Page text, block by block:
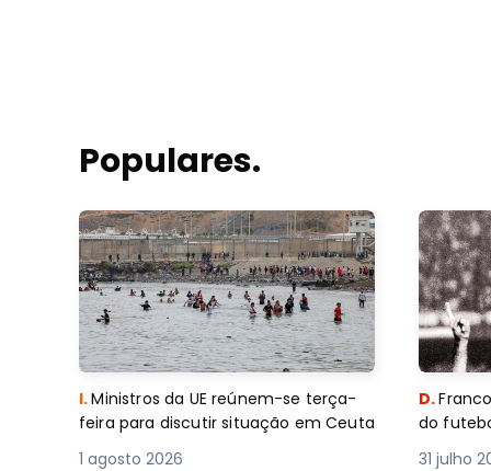
Populares.
I.Ministros da UE reúnem-se terça-
feira para discutir situação em Ceuta
1 agosto 2026
D.
do
31 julho